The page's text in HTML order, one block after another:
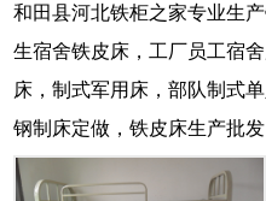
和田县河北铁柜之家专业生
生宿舍铁皮床，工厂员工宿
床，制式军用床，部队制式
钢制床定做，铁皮床生产批